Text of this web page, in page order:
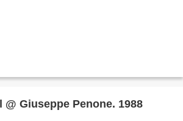
Giuseppe Penone. 1988